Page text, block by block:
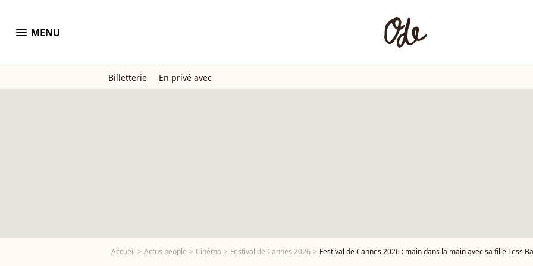
menu MENU
Billetterie En privé avec
Accueil Actus people Cinéma Festival de Cannes 2026 Festival de Cannes 2026 : main dans la main avec sa fille Tess Barthélémy, Judith